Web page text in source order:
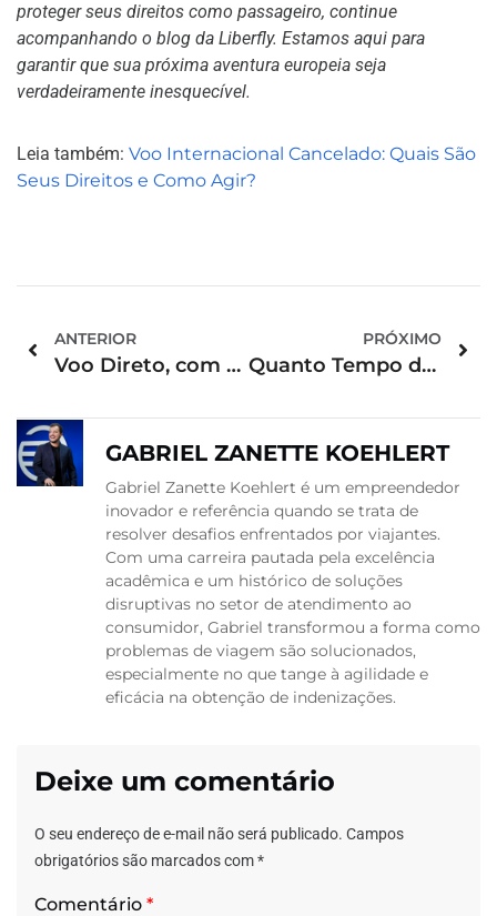
proteger seus direitos como passageiro, continue
acompanhando o blog da Liberfly. Estamos aqui para
garantir que sua próxima aventura europeia seja
verdadeiramente inesquecível.
Leia também: Voo Internacional Cancelado: Quais São
Seus Direitos e Como Agir?
ANTERIOR
Voo Direto, com Escala e com Conexão: Qual a Diferença?
PRÓXIMO
Quanto Tempo de Antecedência é Ideal para Chegar ao Aeroporto?
GABRIEL ZANETTE KOEHLERT
Gabriel Zanette Koehlert é um empreendedor
inovador e referência quando se trata de
resolver desafios enfrentados por viajantes.
Com uma carreira pautada pela excelência
acadêmica e um histórico de soluções
disruptivas no setor de atendimento ao
consumidor, Gabriel transformou a forma como
problemas de viagem são solucionados,
especialmente no que tange à agilidade e
eficácia na obtenção de indenizações.
Deixe um comentário
O seu endereço de e-mail não será publicado. Campos
obrigatórios são marcados com*
Comentário *